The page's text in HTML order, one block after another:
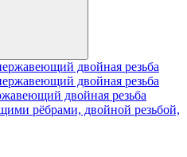
двойная резьба
рёбрами, двойной резьбой,